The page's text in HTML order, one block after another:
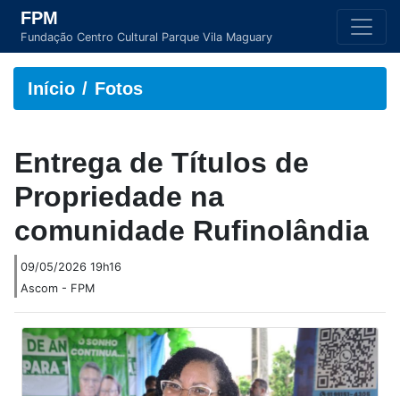
FPM
Fundação Centro Cultural Parque Vila Maguary
Início Fotos
Entrega de Títulos de
Propriedade na
comunidade Rufinolândia
09/05/2026 19h16
Ascom - FPM